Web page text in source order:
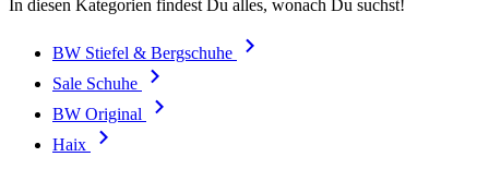
In diesen Kategorien findest Du alles, wonach Du suchst!
BW Stiefel & Bergschuhe
Sale Schuhe
BW Original
Haix